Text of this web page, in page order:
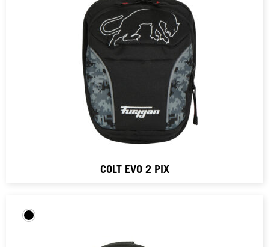
COLT EVO 2 PIX